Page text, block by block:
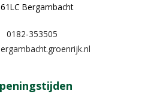
Bergambacht
0182-353505